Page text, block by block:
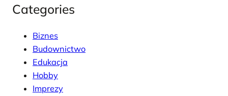
Categories
Biznes
Budownictwo
Edukacja
Hobby
Imprezy